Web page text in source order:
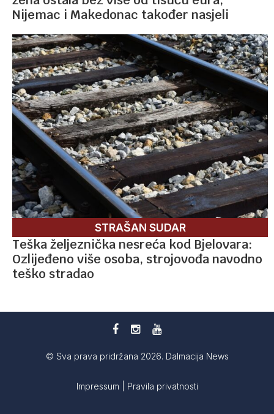
Nijemac i Makedonac također nasjeli
STRAŠAN SUDAR
Teška željeznička nesreća kod Bjelovara:
Ozlijeđeno više osoba, strojovođa navodno
teško stradao
© Sva prava pridržana 2026. Dalmacija News
Impressum Pravila privatnosti